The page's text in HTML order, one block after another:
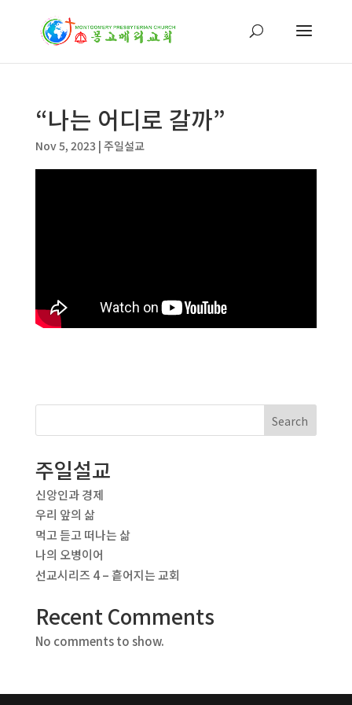
“나는 어디로 갈까”
Nov 5, 2023| 주일설교
Search
주일설교
신앙인과 경제
우리 앞의 삶
먹고 듣고 떠나는 삶
나의 오병이어
선교시리즈 4 – 흩어지는 교회
Recent Comments
No comments to show.